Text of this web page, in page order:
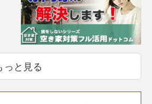
っと見る